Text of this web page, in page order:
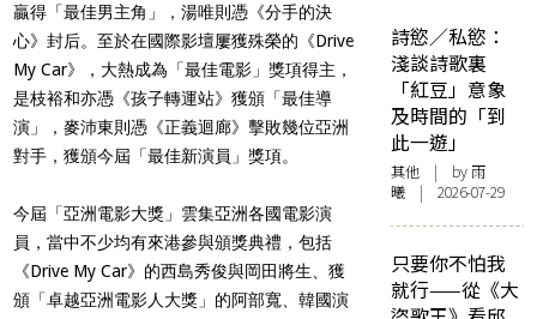
贏得「最佳男主角」，湯唯則憑《分手的決
心》封后。至於在國際影壇屢獲殊榮的《Drive
My Car》，大熱成為「最佳電影」獎項得主，
是枝裕和亦憑《孩子轉運站》獲頒「最佳導
演」，麥沛東則憑《正義迴廊》擊敗幾位亞洲
對手，獲頒今屆「最佳新演員」獎項。
今屆「亞洲電影大獎」雲集亞洲各國電影演
員，當中不少均有來港參與頒獎典禮，包括
《Drive My Car》的西島秀俊與岡田將生、獲
頒「卓越亞洲電影人大獎」的阿部寬、韓國演
詩慾／私慾：
淺談詩歌裏
「紅豆」意象
及時間的「到
此一遊」
其他 | by 雨
曦 | 2026-07-29
只要你不怕我
就行——從《大